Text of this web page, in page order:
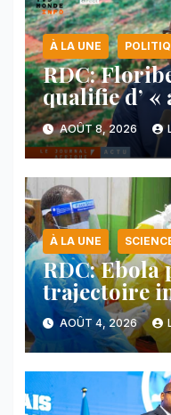
À LA UNE
RDC:
qualifie d’ «
protocole
FDLR
AOÛT 8, 2026
À LA UNE
RDC: Ebola
trajectoire
nord-est du
AOÛT 4, 2026